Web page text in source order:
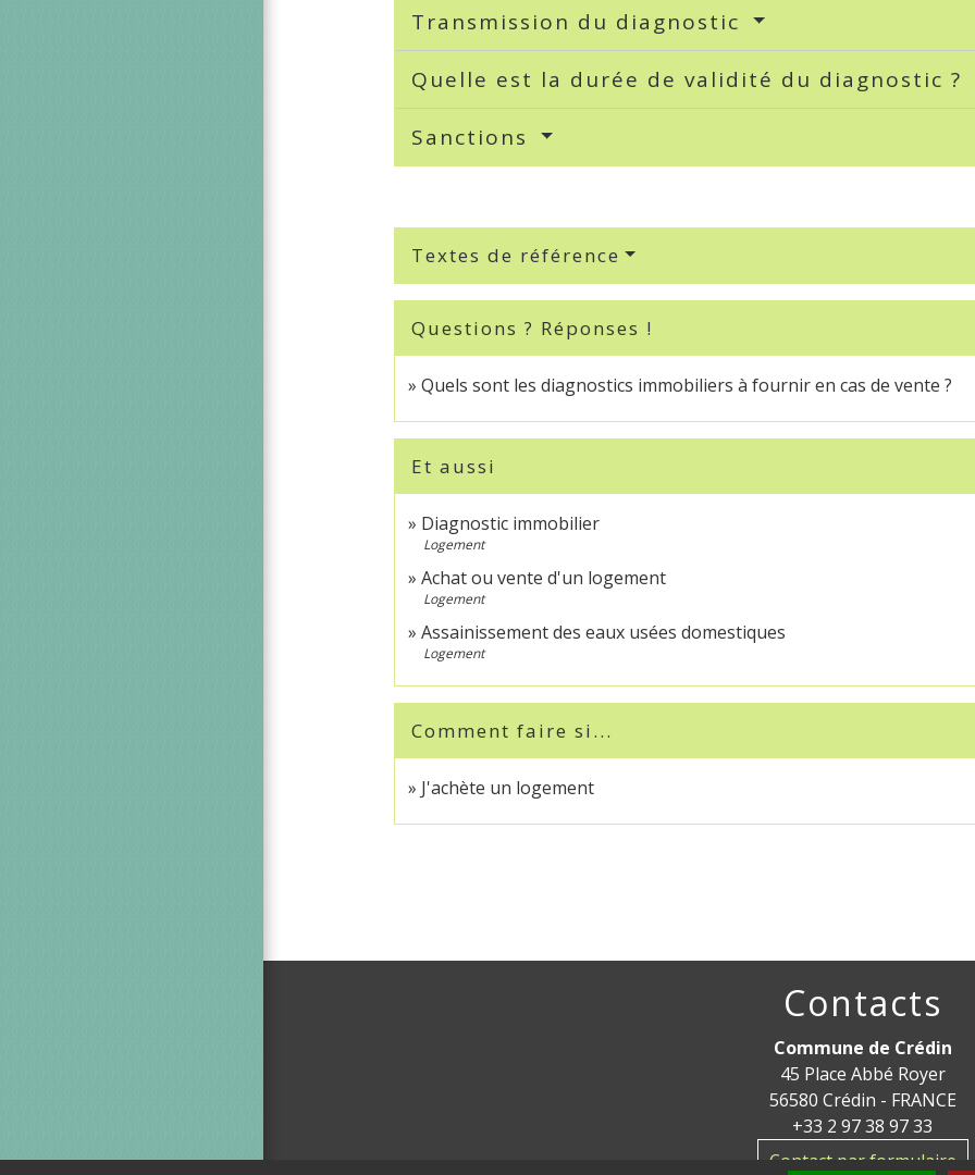
Transmission du diagnostic
Quelle est la durée de validité du diagnostic ?
Sanctions
Textes de référence
Questions ? Réponses !
Quels sont les diagnostics immobiliers à fournir en cas de vente ?
Et aussi
Diagnostic immobilier
Logement
Achat ou vente d'un logement
Logement
Assainissement des eaux usées domestiques
Logement
Comment faire si...
J'achète un logement
Contacts
Commune de Crédin
45 Place Abbé Royer
56580 Crédin - FRANCE
+33 2 97 38 97 33
Contact par formulaire